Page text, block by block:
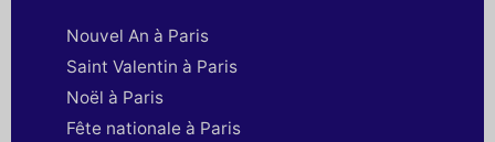
Nouvel An à Paris
Saint Valentin à Paris
Noël à Paris
Fête nationale à Paris